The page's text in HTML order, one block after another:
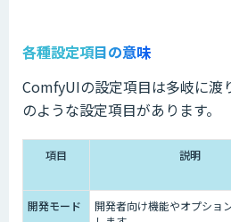
各種設定項目の意味
ComfyUIの設定項目は多岐に渡
のような設定項目があります。
項目 説明
開発モード
開発者向け機能やオプショ